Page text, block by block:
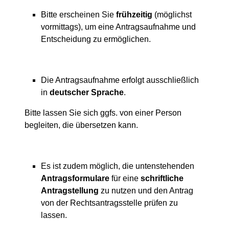
Bitte erscheinen Sie frühzeitig (möglichst
vormittags), um eine Antragsaufnahme und
Entscheidung zu ermöglichen.
Die Antragsaufnahme erfolgt ausschließlich
in deutscher Sprache.
Bitte lassen Sie sich ggfs. von einer Person
begleiten, die übersetzen kann.
Es ist zudem möglich, die untenstehenden
Antragsformulare für eine schriftliche
Antragstellung zu nutzen und den Antrag
von der Rechtsantragsstelle prüfen zu
lassen.